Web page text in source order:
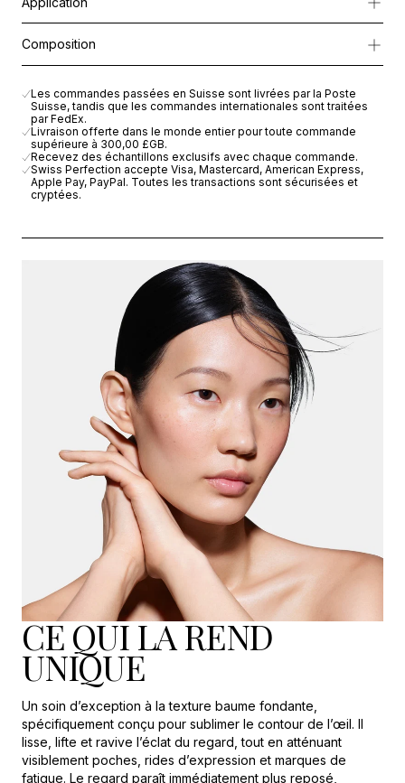
Au cœur de sa formule, le
réactive
Pour parfaire cette action globale, un complexe ultra-
Jour après jour, le contour de l’œil retrouve fermeté, éclat et
Composition
Les commandes passées en Suisse sont livrées par la Poste
Suisse, tandis que les commandes internationales sont traitées
par FedEx.
Livraison offerte dans le monde entier pour toute commande
supérieure à 300,00 £GB.
Recevez des échantillons exclusifs avec chaque commande.
Swiss Perfection accepte Visa, Mastercard, American Express,
Apple Pay, PayPal. Toutes les transactions sont sécurisées et
cryptées.
CE QUI LA REND
UNIQUE
Un soin d’exception à la texture baume fondante,
spécifiquement conçu pour sublimer le contour de l’œil. Il
lisse, lifte et ravive l’éclat du regard, tout en atténuant
visiblement poches, rides d’expression et marques de
fatigue. Le regard paraît immédiatement plus reposé,